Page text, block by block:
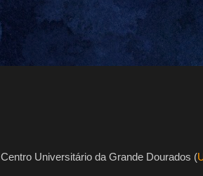
Centro Universitário da Grande Dourados (